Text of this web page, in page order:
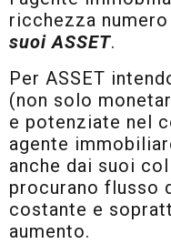
ricchezza
suoi ASSET.
Per ASSET
(non solo
e potenziate nel
agente
anche dai suoi
procurano flusso
costante e
aumento.